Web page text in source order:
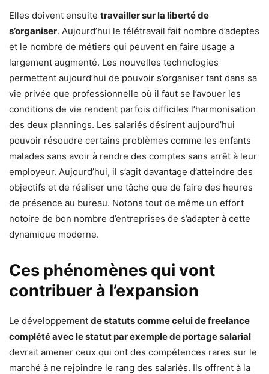
Elles doivent ensuite travailler sur la liberté de
s’organiser. Aujourd’hui le télétravail fait nombre d’adeptes
et le nombre de métiers qui peuvent en faire usage a
largement augmenté. Les nouvelles technologies
permettent aujourd’hui de pouvoir s’organiser tant dans sa
vie privée que professionnelle où il faut se l’avouer les
conditions de vie rendent parfois difficiles l’harmonisation
des deux plannings. Les salariés désirent aujourd’hui
pouvoir résoudre certains problèmes comme les enfants
malades sans avoir à rendre des comptes sans arrêt à leur
employeur. Aujourd’hui, il s’agit davantage d’atteindre des
objectifs et de réaliser une tâche que de faire des heures
de présence au bureau. Notons tout de même un effort
notoire de bon nombre d’entreprises de s’adapter à cette
dynamique moderne.
Ces phénomènes qui vont
contribuer à l’expansion
Le développement de statuts comme celui de freelance
complété avec le statut par exemple de portage salarial
devrait amener ceux qui ont des compétences rares sur le
marché à ne rejoindre le rang des salariés. Ils offrent à la